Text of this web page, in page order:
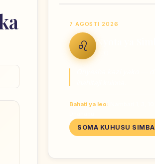
7 AGOSTI 2026
♌
Bahati ya leo:
SOMA KUHUSU SIMBA